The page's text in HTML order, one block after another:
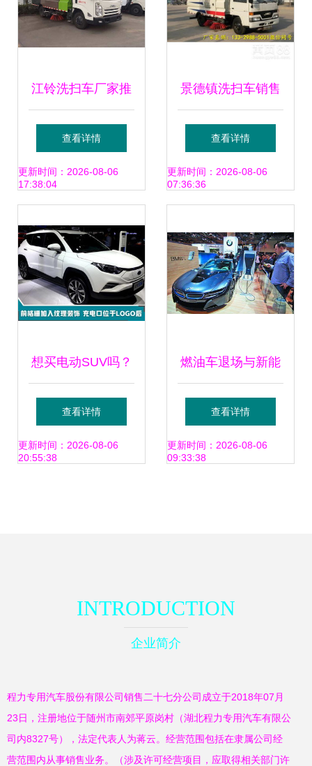
江铃洗扫车厂家推
荐车型与市场报价
解析
查看详情
更新时间：2026-08-06
17:38:04
景德镇洗扫车销售
服务热线及选购指
南
查看详情
更新时间：2026-08-06
07:36:36
想买电动SUV吗？
这款新车续航
530km，价格仅13
查看详情
更新时间：2026-08-06
20:55:38
燃油车退场与新能
源浪潮下的购车新
思 家用车与特种车
查看详情
更新时间：2026-08-06
09:33:38
INTRODUCTION
企业简介
程力专用汽车股份有限公司销售二十七分公司成立于2018年07月
23日，注册地位于随州市南郊平原岗村（湖北程力专用汽车有限公
司内8327号），法定代表人为蒋云。经营范围包括在隶属公司经
营范围内从事销售业务。（涉及许可经营项目，应取得相关部门许